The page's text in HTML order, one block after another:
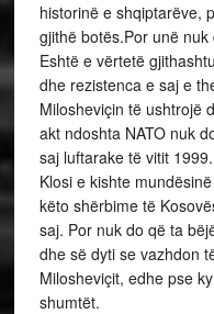
historinë e shqiptarëve,
gjithë botës.Por unë
Eshtë e vërtetë
dhe rezistenca e saj e
Milosheviçin të ushtrojë
akt ndoshta NATO nuk
saj luftarake të vitit 1999.
Klosi e kishte
këto shërbime të
saj. Por nuk do që ta
dhe së dyti se vazhdon
Milosheviçit, edhe pse
shumtët.